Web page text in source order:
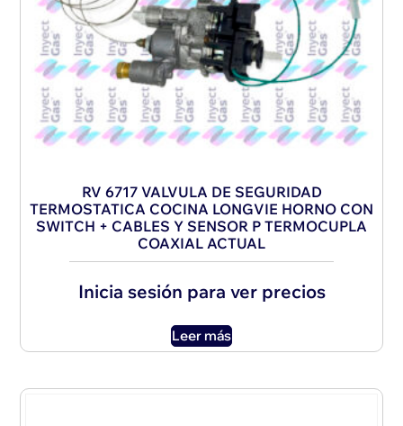
RV 6717 VALVULA DE SEGURIDAD
TERMOSTATICA COCINA LONGVIE HORNO CON
SWITCH + CABLES Y SENSOR P TERMOCUPLA
COAXIAL ACTUAL
Inicia sesión para ver precios
Leer más